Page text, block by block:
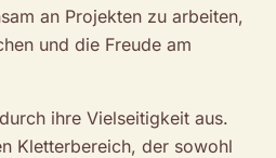
an Projekten zu arbeiten,
und die Freude am
ihre Vielseitigkeit aus.
Kletterbereich, der sowohl